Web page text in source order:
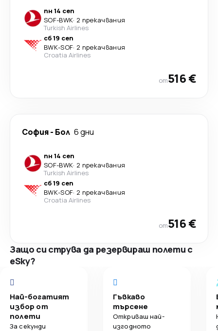
пн 14 сеп
SOF-BWK· 2 прекачвания
Turkish Airlines
сб 19 сеп
BWK-SOF· 2 прекачвания
Croatia Airlines
от516 €
София- Бол 6 дни
пн 14 сеп
SOF-BWK· 2 прекачвания
Turkish Airlines
сб 19 сеп
BWK-SOF· 2 прекачвания
Croatia Airlines
от516 €
Защо си струва да резервираш полети с
eSky?
Най-богатият
избор от
полети
За секунди
Гъвкаво
търсене
Откриваш най-
изгодното